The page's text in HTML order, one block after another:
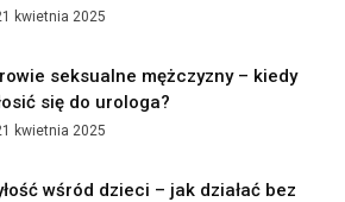
kwietnia 2025
seksualne mężczyzny – kiedy
się do urologa?
kwietnia 2025
wśród dzieci – jak działać bez